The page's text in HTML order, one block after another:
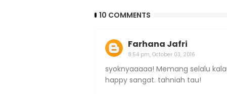
10 COMMENTS
Farhana Jafri
8:54 pm, October 03, 2016
syoknyaaaaa! Memang selalu
happy sangat. tahniah tau!